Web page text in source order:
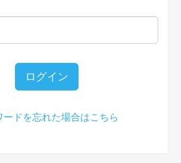
ログイン
ードを忘れた場合はこちら